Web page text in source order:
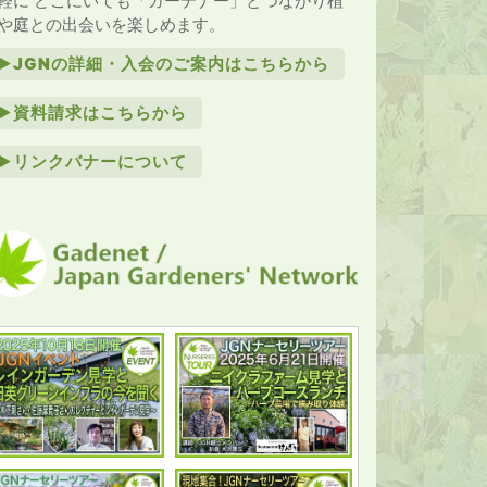
庭との出会いを楽しめます。
の詳細・入会のご案内はこちらから
資料請求はこちらから
リンクバナーについて